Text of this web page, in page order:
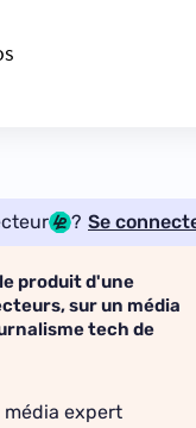
? Se
produit d'une
sur un média
tech de
expert